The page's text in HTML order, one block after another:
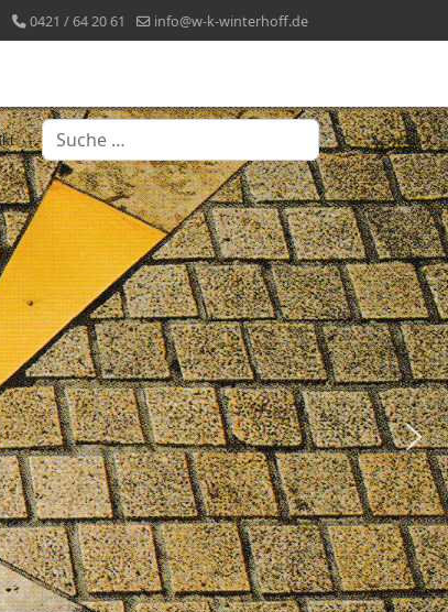
0421 / 64 20 61 info@w-k-winterhoff.de
Suchen